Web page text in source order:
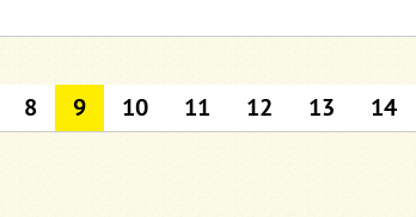
8 9 10 11 12 13 14